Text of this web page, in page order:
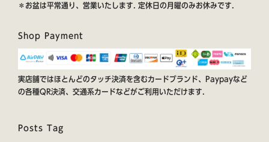
＊お盆は平常通り、営業いたします. 定休日の月曜のみお休みです.
Shop Payment
実店舗ではほとんどのタッチ決済を含むカードブランド、Paypayなど
の各種QR決済、交通系カードなどがご利用いただけます.
Posts Tag